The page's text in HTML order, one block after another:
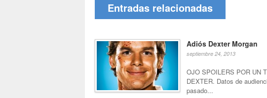
Entradas relacionadas
Adiós Dexter Morgan
septiembre 24, 2013
OJO SPOILERS POR UN
DEXTER. Datos de
pasado...